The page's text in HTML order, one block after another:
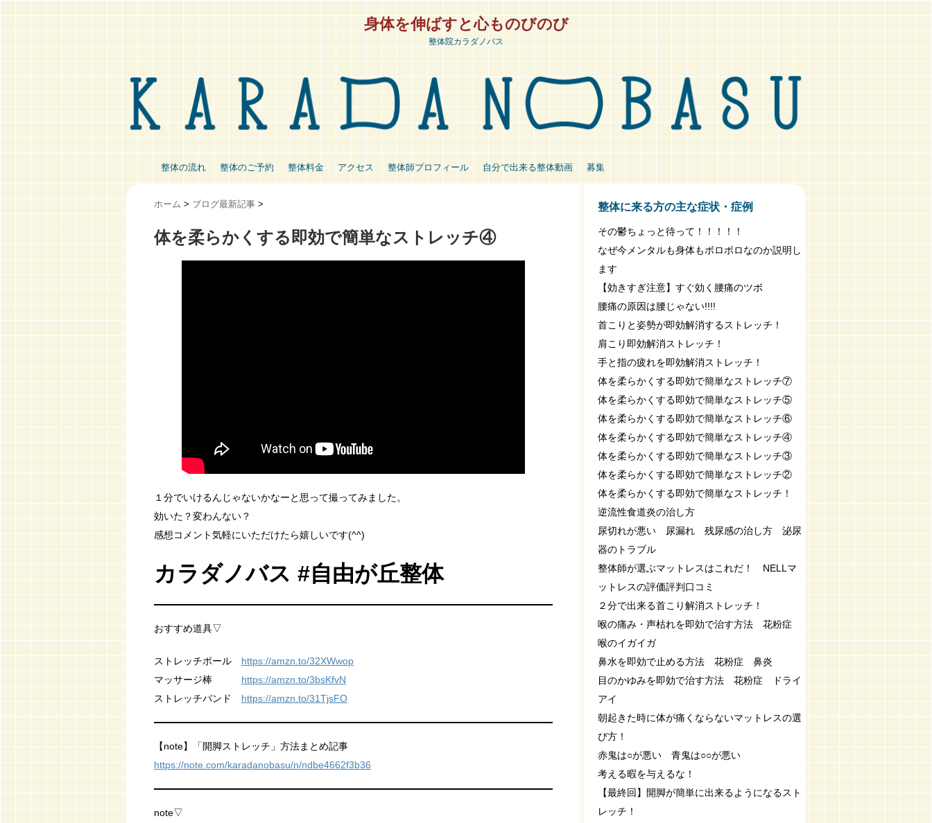
身体を伸ばすと心ものびのび
整体院カラダノバス
整体の流れ 整体のご予約 整体料金 アクセス 整体師プロフィール 自分で出来る整体動画 募集
ホーム > ブログ最新記事 >
体を柔らかくする即効で簡単なストレッチ④
１分でいけるんじゃないかなーと思って撮ってみました。
効いた？変わんない？
感想コメント気軽にいただけたら嬉しいです(^^)
カラダノバス #自由が丘整体
おすすめ道具▽
ストレッチポール https://amzn.to/32XWwop
マッサージ棒 https://amzn.to/3bsKfvN
ストレッチバンド https://amzn.to/31TjsFO
【note】「開脚ストレッチ」方法まとめ記事
https://note.com/karadanobasu/n/ndbe4662f3b36
note▽
整体に来る方の主な症状・症例
その鬱ちょっと待って！！！！！
なぜ今メンタルも身体もボロボロなのか説明し
ます
【効きすぎ注意】すぐ効く腰痛のツボ
腰痛の原因は腰じゃない!!!!
首こりと姿勢が即効解消するストレッチ！
肩こり即効解消ストレッチ！
手と指の疲れを即効解消ストレッチ！
体を柔らかくする即効で簡単なストレッチ⑦
体を柔らかくする即効で簡単なストレッチ⑤
体を柔らかくする即効で簡単なストレッチ⑥
体を柔らかくする即効で簡単なストレッチ④
体を柔らかくする即効で簡単なストレッチ③
体を柔らかくする即効で簡単なストレッチ②
体を柔らかくする即効で簡単なストレッチ！
逆流性食道炎の治し方
尿切れが悪い 尿漏れ 残尿感の治し方 泌尿
器のトラブル
整体師が選ぶマットレスはこれだ！ NELLマ
ットレスの評価評判口コミ
２分で出来る首こり解消ストレッチ！
喉の痛み・声枯れを即効で治す方法 花粉症
喉のイガイガ
鼻水を即効で止める方法 花粉症 鼻炎
目のかゆみを即効で治す方法 花粉症 ドライ
アイ
朝起きた時に体が痛くならないマットレスの選
び方！
赤鬼は○が悪い 青鬼は○○が悪い
考える暇を与えるな！
【最終回】開脚が簡単に出来るようになるスト
レッチ！